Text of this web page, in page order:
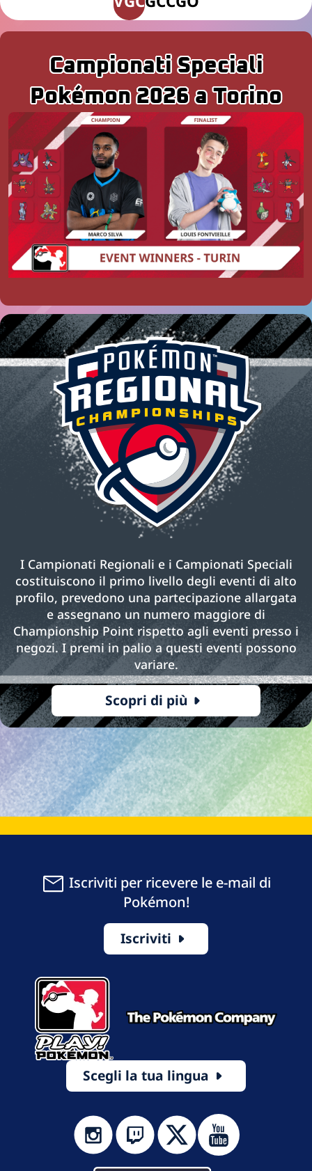
Campionati Speciali
Pokémon 2026 a Torino
I Campionati Regionali e i Campionati Speciali
costituiscono il primo livello degli eventi di alto
profilo, prevedono una partecipazione allargata
e assegnano un numero maggiore di
Championship Point rispetto agli eventi presso i
negozi. I premi in palio a questi eventi possono
variare.
Scopri di più
Iscriviti per ricevere le e-mail di
Pokémon!
Iscriviti
Scegli la tua lingua